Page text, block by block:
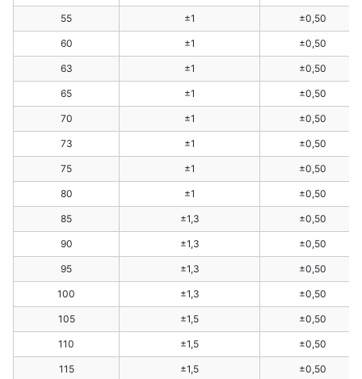
55 ±1 ±0,50
60 ±1 ±0,50
63 ±1 ±0,50
65 ±1 ±0,50
70 ±1 ±0,50
73 ±1 ±0,50
75 ±1 ±0,50
80 ±1 ±0,50
85 ±1,3 ±0,50
90 ±1,3 ±0,50
95 ±1,3 ±0,50
100 ±1,3 ±0,50
105 ±1,5 ±0,50
110 ±1,5 ±0,50
115 ±1,5 ±0,50